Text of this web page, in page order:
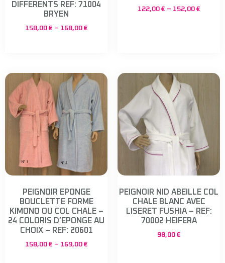
DIFFERENTS REF: 71004
BRYEN
158,00 € – 168,00 €
122,00 € – 152,00 €
PEIGNOIR EPONGE
BOUCLETTE FORME
KIMONO OU COL CHALE –
24 COLORIS D’EPONGE AU
CHOIX – REF: 20601
158,00 € – 169,00 €
PEIGNOIR NID ABEILLE COL
CHALE BLANC AVEC
LISERET FUSHIA – REF:
70002 HEIFERA
98,00 €